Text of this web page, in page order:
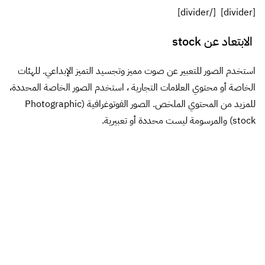
[divider] [/divider]
الابتعاد عن stock
استخدم الصور للتعبير عن صوت مميز وتجسيد التميز الإبداعي. للهئات
الخاصة أو محتوي العلامات التجارية ، استخدم الصور الخاصة المحددة،
للمزيد من المحتوي الملخص. الصور الفوتوغرافية (Photographic
stock) والمرسومة ليست محددة أو تعبيرية.